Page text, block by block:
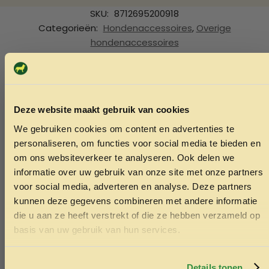
Deze website maakt gebruik van cookies
We gebruiken cookies om content en advertenties te
personaliseren, om functies voor social media te bieden en
om ons websiteverkeer te analyseren. Ook delen we
informatie over uw gebruik van onze site met onze partners
voor social media, adverteren en analyse. Deze partners
kunnen deze gegevens combineren met andere informatie
die u aan ze heeft verstrekt of die ze hebben verzameld op
basis van uw gebruik van hun services.
SKU: 8712695200918
Categorieën: Hondenaccessoires, Overige
hondenaccessoires
Ook interessant
ONTVANG 5% KORTING OP
JE EERSTE BESTELLING!
Ontvang korting
Door je in te schrijven ga je akkoord met het ontvangen van